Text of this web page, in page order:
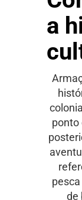
a
ponto
de